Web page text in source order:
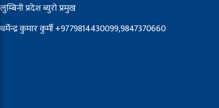
लुम्बिनी प्रदेश ब्युरो प्रमुख
धर्मेन्द्र कुमार कुर्मी +9779814430099,9847370660